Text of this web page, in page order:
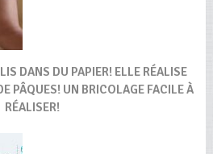
DANS DU PAPIER! ELLE RÉALISE
PÂQUES! UN BRICOLAGE FACILE À
RÉALISER!